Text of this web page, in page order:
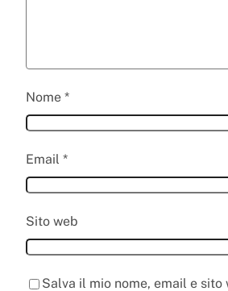
Nome *
Email *
Sito web
Salva il mio nome, email e sito